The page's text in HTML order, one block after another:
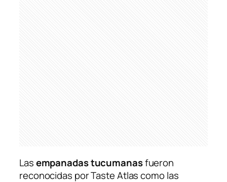
Lasempanadas tucumanasfueron
reconocidas porTaste Atlascomo las